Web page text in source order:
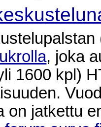
, joka
1600 kpl)
on jatkettu